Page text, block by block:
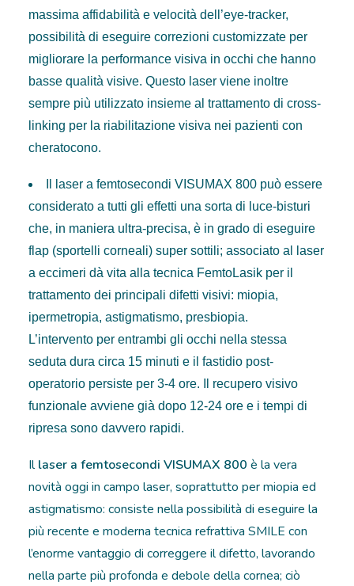
massima affidabilità e velocità dell’eye-tracker,
possibilità di eseguire correzioni customizzate per
migliorare la performance visiva in occhi che hanno
basse qualità visive. Questo laser viene inoltre
sempre più utilizzato insieme al trattamento di cross-
linking per la riabilitazione visiva nei pazienti con
cheratocono.
Il laser a femtosecondi VISUMAX 800 può essere
considerato a tutti gli effetti una sorta di luce-bisturi
che, in maniera ultra-precisa, è in grado di eseguire
flap (sportelli corneali) super sottili; associato al laser
a eccimeri dà vita alla tecnica FemtoLasik per il
trattamento dei principali difetti visivi: miopia,
ipermetropia, astigmatismo, presbiopia.
L’intervento per entrambi gli occhi nella stessa
seduta dura circa 15 minuti e il fastidio post-
operatorio persiste per 3-4 ore. Il recupero visivo
funzionale avviene già dopo 12-24 ore e i tempi di
ripresa sono davvero rapidi.
Illaser a femtosecondi VISUMAX 800 è la vera
novità oggi in campo laser, soprattutto per miopia ed
astigmatismo: consiste nella possibilità di eseguire la
più recente e moderna tecnica refrattiva SMILE con
l’enorme vantaggio di correggere il difetto, lavorando
nella parte più profonda e debole della cornea; ciò